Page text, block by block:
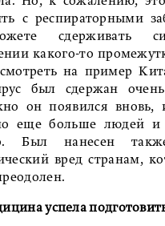
с респираторными
сдерживать
какого-то
на пример
был сдержан
он появился вновь,
еще больше людей и
Был нанесен
вред странам,
успела